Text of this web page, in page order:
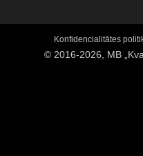
Konfidencialitātes
© 2016-2026, MB